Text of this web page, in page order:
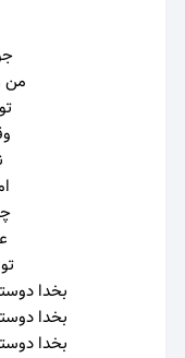
من
بخدا
بخدا
بخدا